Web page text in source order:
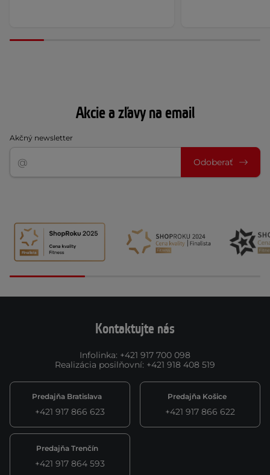
Akcie a zľavy na email
Akčný newsletter
Odoberať
Kontaktujte nás
Infolinka: +421 917 700 098
Realizácia posilňovní: +421 918 408 519
Predajňa Bratislava
+421 917 866 623
Predajňa Košice
+421 917 866 622
Predajňa Trenčín
+421 917 864 593